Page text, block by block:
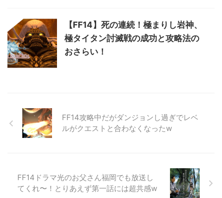
【FF14】死の連続！極まりし岩神、
極タイタン討滅戦の成功と攻略法の
おさらい！
FF14攻略中だがダンジョンし過ぎでレベ
ルがクエストと合わなくなったw
FF14ドラマ光のお父さん福岡でも放送し
てくれ〜！とりあえず第一話には超共感w